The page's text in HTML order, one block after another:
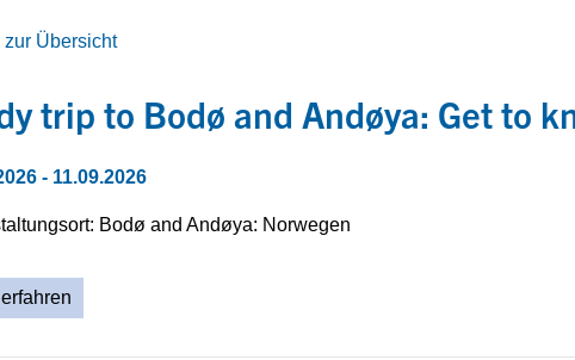
zur Übersicht
trip to Bodø and Andøya: Get to
- 11.09.2026
Bodø and Andøya: Norwegen